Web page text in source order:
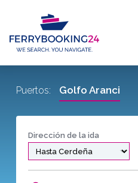
Dirección de la ida
Puertos: Golfo Aranci